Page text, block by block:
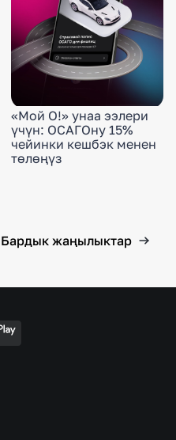
«Мой О!» унаа ээлери
үчүн: ОСАГОну 15%
чейинки кешбэк менен
төлөңүз
Бардык жаңылыктар